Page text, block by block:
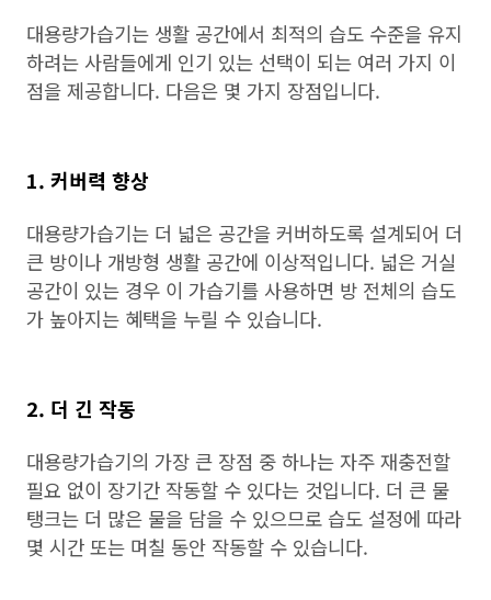
대용량가습기는 생활 공간에서 최적의 습도 수준을 유지
하려는 사람들에게 인기 있는 선택이 되는 여러 가지 이
점을 제공합니다. 다음은 몇 가지 장점입니다.
1. 커버력 향상
대용량가습기는 더 넓은 공간을 커버하도록 설계되어 더
큰 방이나 개방형 생활 공간에 이상적입니다. 넓은 거실
공간이 있는 경우 이 가습기를 사용하면 방 전체의 습도
가 높아지는 혜택을 누릴 수 있습니다.
2. 더 긴 작동
대용량가습기의 가장 큰 장점 중 하나는 자주 재충전할
필요 없이 장기간 작동할 수 있다는 것입니다. 더 큰 물
탱크는 더 많은 물을 담을 수 있으므로 습도 설정에 따라
몇 시간 또는 며칠 동안 작동할 수 있습니다.